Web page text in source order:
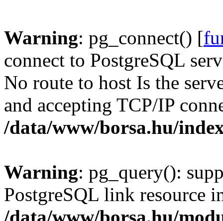
Warning: pg_connect() [
connect to PostgreSQL
No route to host Is the
and accepting TCP/IP
/data/www/borsa.hu/
Warning: pg_query():
PostgreSQL link resource